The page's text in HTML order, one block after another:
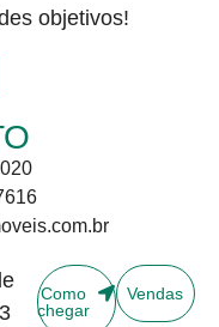
objetivos!
Como
chegar
Vendas